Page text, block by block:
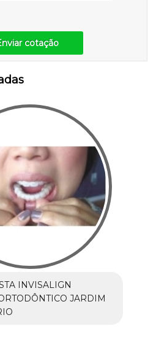
cotação
INVISALIGN
JARDIM